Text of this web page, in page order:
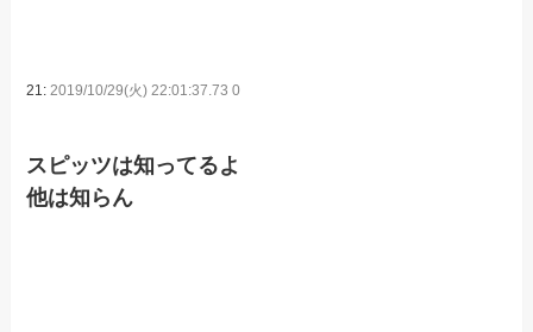
21:2019/10/29(火) 22:01:37.73 0
スピッツは知ってるよ
他は知らん